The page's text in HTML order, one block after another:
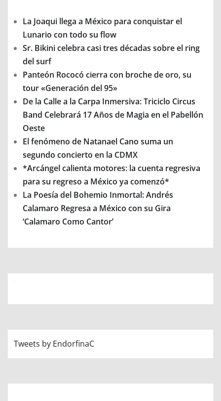
La Joaqui llega a México para conquistar el
Lunario con todo su flow
Sr. Bikini celebra casi tres décadas sobre el ring
del surf
Panteón Rococó cierra con broche de oro, su
tour «Generación del 95»
De la Calle a la Carpa Inmersiva: Triciclo Circus
Band Celebrará 17 Años de Magia en el Pabellón
Oeste
El fenómeno de Natanael Cano suma un
segundo concierto en la CDMX
*Arcángel calienta motores: la cuenta regresiva
para su regreso a México ya comenzó*
La Poesía del Bohemio Inmortal: Andrés
Calamaro Regresa a México con su Gira
‘Calamaro Como Cantor’
Tweets by EndorfinaC